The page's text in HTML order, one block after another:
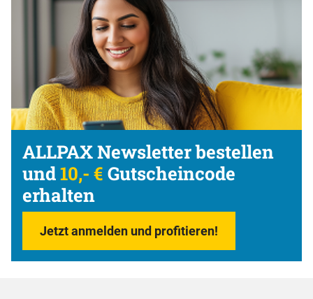
ALLPAX Newsletter bestellen
und10,- € Gutscheincode
erhalten
Jetzt anmelden und profitieren!